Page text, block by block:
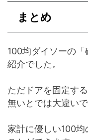
まとめ
100均ダイソーの
紹介でした。
ただドアを固定す
無いとでは大違いで
家計に優しい100